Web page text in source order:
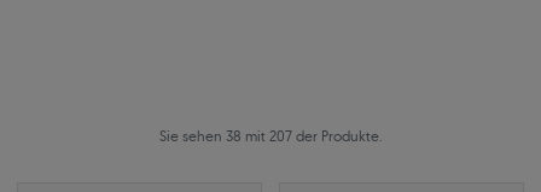
Sie sehen 38 mit 207 der Produkte.